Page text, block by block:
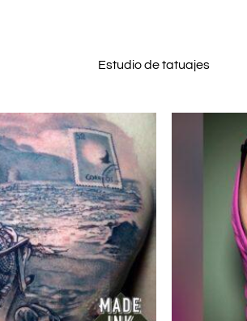
Estudio de tatuajes